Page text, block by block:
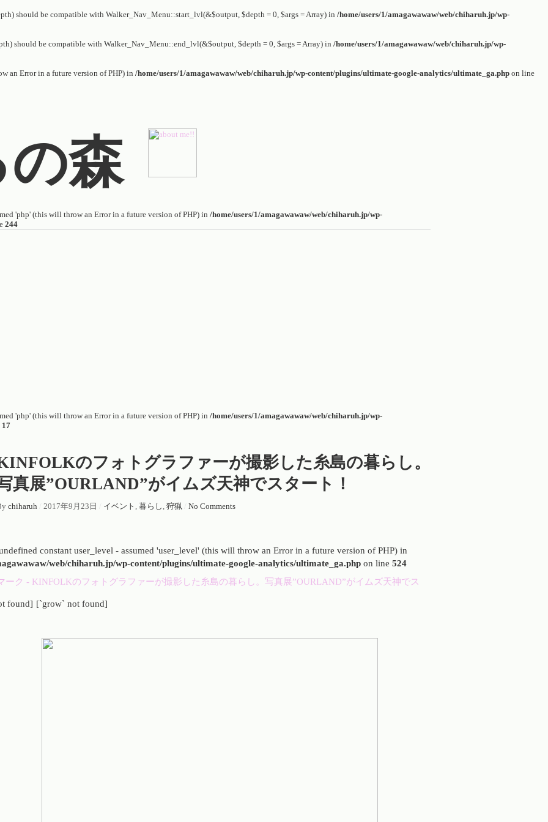
should be compatible with Walker_Nav_Menu::start_lvl(&$output, $depth = 0, $args = Array) in /home/users/1/amagawawaw/web/chiharuh.jp/wp-
should be compatible with Walker_Nav_Menu::end_lvl(&$output, $depth = 0, $args = Array) in /home/users/1/amagawawaw/web/chiharuh.jp/wp-
an Error in a future version of PHP) in /home/users/1/amagawawaw/web/chiharuh.jp/wp-content/plugins/ultimate-google-analytics/ultimate_ga.php on line
森
'php' (this will throw an Error in a future version of PHP) in /home/users/1/amagawawaw/web/chiharuh.jp/wp-
244
'php' (this will throw an Error in a future version of PHP) in /home/users/1/amagawawaw/web/chiharuh.jp/wp-
17
のフォトグラファーが撮影した糸島の暮らし。
真展”OURLAND”がイムズ天神でスタート！
chiharuh 2017年9月23日 イベント , 暮らし , 狩猟 No Comments
constant user_level - assumed 'user_level' (this will throw an Error in a future version of PHP) in
web/chiharuh.jp/wp-content/plugins/ultimate-google-analytics/ultimate_ga.php on line 524
found] [`grow` not found]